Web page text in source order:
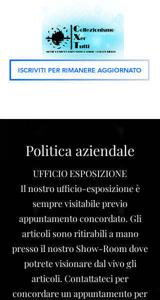
ISCRIVITI PER RIMANERE AGGIORNATO
Politica aziendale
UFFICIO ESPOSIZIONE
Il nostro ufficio-esposizione è
sempre visitabile previo
appuntamento concordato. Gli
articoli sono ritirabili a mano
presso il nostro Show-Room dove
potrete visionare dal vivo gli
articoli. Contattateci per
concordare un appuntamento per